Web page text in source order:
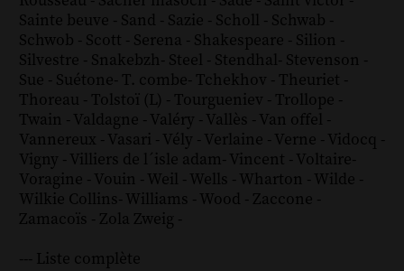
Sainte beuve - Sand - Sazie - Scholl - Schwab -
Schwob - Scott - Serena - Shakespeare - Silion -
Silvestre - Snakebzh- Steel - Stendhal- Stevenson -
Sue - Suétone- T. combe- Tchekhov - Theuriet -
Thoreau - Tolstoï (L) - Tourgueniev - Trollope -
Twain - Valdagne - Valéry - Vallès - Van offel -
Vannereux - Vasari - Vély - Verlaine - Verne - Vidocq -
Vigny - Villiers de l´isle adam- Vincent - Voltaire-
Voragine - Vouin - Weil - Wells - Wharton - Wilde -
Wilkie Collins- Williams - Wood - Zaccone -
Zamacoïs - Zola Zweig -
--- Liste complète